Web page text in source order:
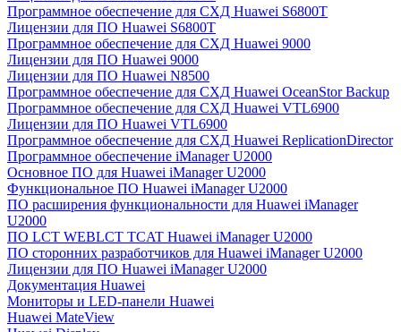
Программное обеспечение для СХД Huawei S6800T
Лицензии для ПО Huawei S6800T
Программное обеспечение для СХД Huawei 9000
Лицензии для ПО Huawei 9000
Лицензии для ПО Huawei N8500
Программное обеспечение для СХД Huawei OceanStor Backup
Программное обеспечение для СХД Huawei VTL6900
Лицензии для ПО Huawei VTL6900
Программное обеспечение для СХД Huawei ReplicationDirector
Программное обеспечение iManager U2000
Основное ПО для Huawei iManager U2000
Функциональное ПО Huawei iManager U2000
ПО расширения функциональности для Huawei iManager
U2000
ПО LCT WEBLCT TCAT Huawei iManager U2000
ПО сторонних разработчиков для Huawei iManager U2000
Лицензии для ПО Huawei iManager U2000
Документация Huawei
Мониторы и LED-панели Huawei
Huawei MateView